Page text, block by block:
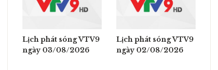
Lịch phát sóng VTV9
ngày 03/08/2026
Lịch phát sóng VTV9
ngày 02/08/2026